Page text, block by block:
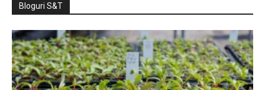
Bloguri S&T